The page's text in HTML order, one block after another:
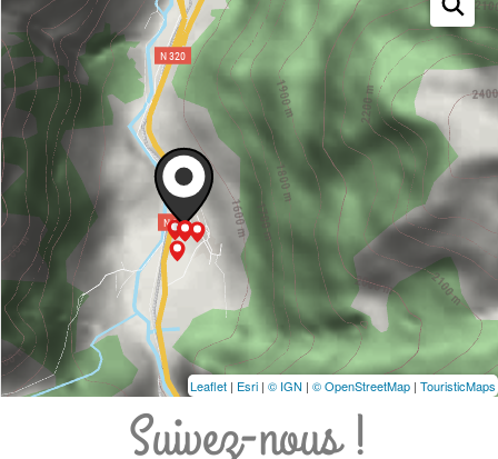
Leaflet | Esri | © IGN | © OpenStreetMap | TouristicMaps
Suivez-nous !